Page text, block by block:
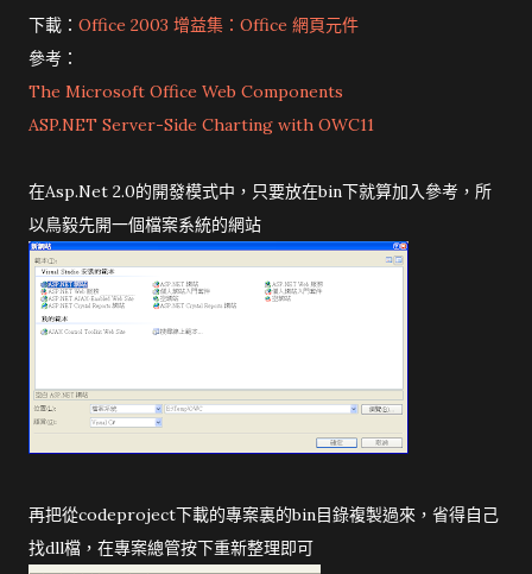
下載： Office 2003 增益集：Office 網頁元件
參考：
The Microsoft Office Web Components
ASP.NET Server-Side Charting with OWC11
在Asp.Net 2.0的開發模式中，只要放在bin下就算加入參考，所
以鳥毅先開一個檔案系統的網站
再把從codeproject下載的專案裏的bin目錄複製過來，省得自己
找dll檔，在專案總管按下重新整理即可